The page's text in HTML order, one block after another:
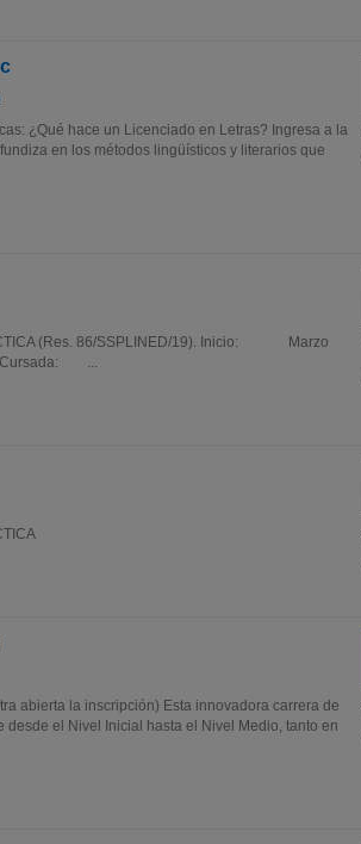
¿Qué hace un Licenciado en Letras? Ingresa a la
en los métodos lingüísticos y literarios que
(Res. 86/SSPLINED/19). Inicio: Marzo
...
abierta la inscripción) Esta innovadora carrera de
el Nivel Inicial hasta el Nivel Medio, tanto en